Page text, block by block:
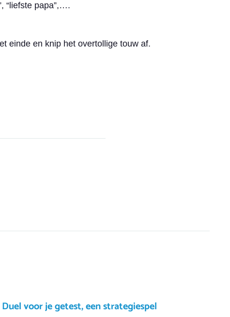
“liefste papa”,….
einde en knip het overtollige touw af.
voor je getest, een strategiespel